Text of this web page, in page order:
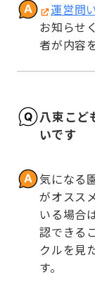
運営問
お知らせ
者が内容
八束こど
いです
気になる
がオスス
いる場合
認できる
クルを見
す。